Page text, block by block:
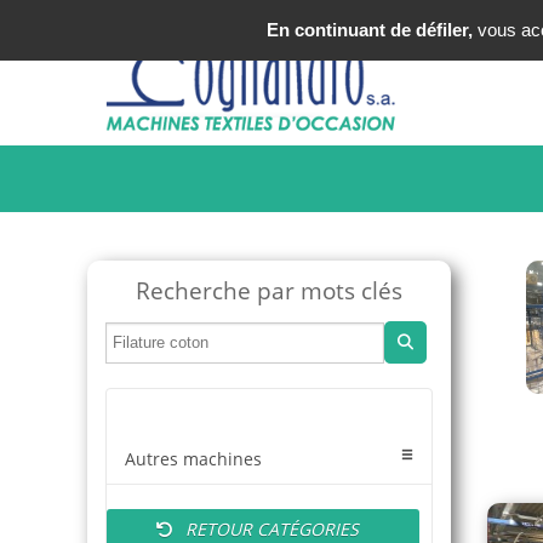
Tel : +33 (0)3 20 25 49 49
Recherche par mots clés
Autres machines
RETOUR CATÉGORIES
En continuant de défiler,vous